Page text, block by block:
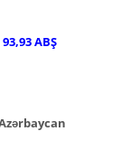
ABŞ